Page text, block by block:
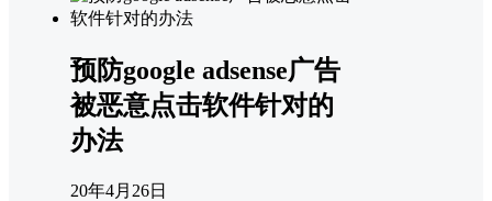
预防google adsense广告
被恶意点击软件针对的
办法
20年4月26日